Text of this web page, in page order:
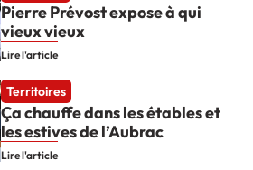
Pierre Prévost expose à qui
vieux vieux
Lire l'article
Territoires
Ça chauffe dans les étables et
les estives de l’Aubrac
Lire l'article